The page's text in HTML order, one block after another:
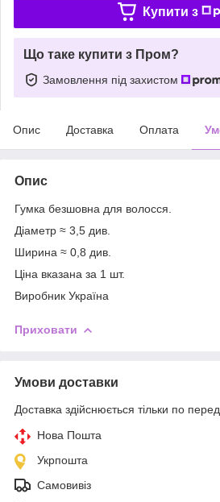
Купити з
Що таке купити з Пром?
Замовлення під захистом
Опис Доставка Оплата
Опис
Гумка безшовна для волосся.
Діаметр ≈ 3,5 див.
Ширина ≈ 0,8 див.
Ціна вказана за 1 шт.
Виробник Україна
Приховати
Умови доставки
Доставка здійснюється тільки по
Нова Пошта
Укрпошта
Самовивіз